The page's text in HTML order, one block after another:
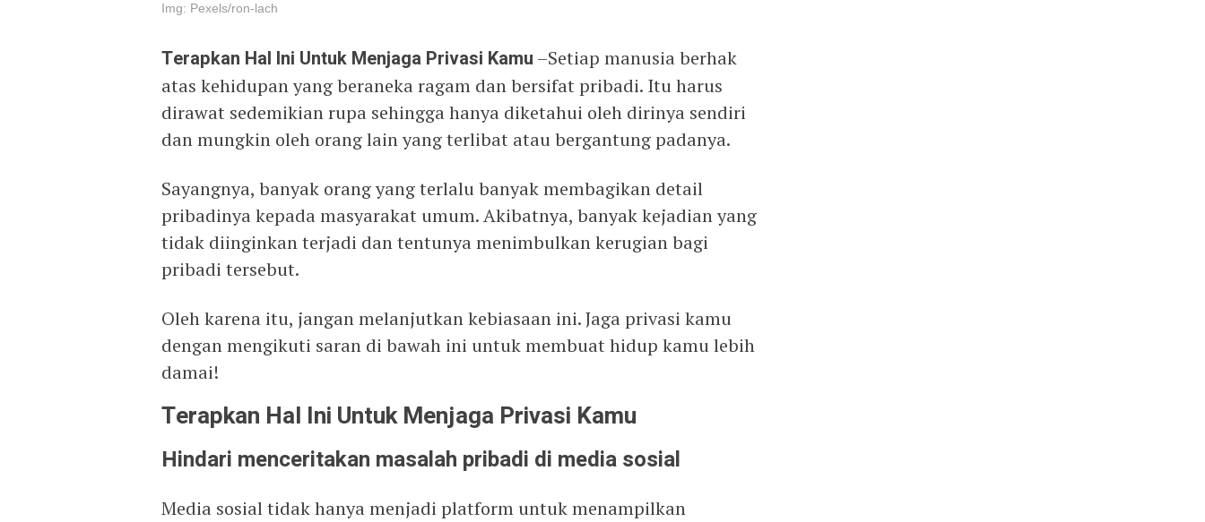
Img: Pexels/ron-lach
Terapkan Hal Ini Untuk Menjaga Privasi Kamu –Setiap manusia berhak
atas kehidupan yang beraneka ragam dan bersifat pribadi. Itu harus
dirawat sedemikian rupa sehingga hanya diketahui oleh dirinya sendiri
dan mungkin oleh orang lain yang terlibat atau bergantung padanya.
Sayangnya, banyak orang yang terlalu banyak membagikan detail
pribadinya kepada masyarakat umum. Akibatnya, banyak kejadian yang
tidak diinginkan terjadi dan tentunya menimbulkan kerugian bagi
pribadi tersebut.
Oleh karena itu, jangan melanjutkan kebiasaan ini. Jaga privasi kamu
dengan mengikuti saran di bawah ini untuk membuat hidup kamu lebih
damai!
Terapkan Hal Ini Untuk Menjaga Privasi Kamu
Hindari menceritakan masalah pribadi di media sosial
Media sosial tidak hanya menjadi platform untuk menampilkan